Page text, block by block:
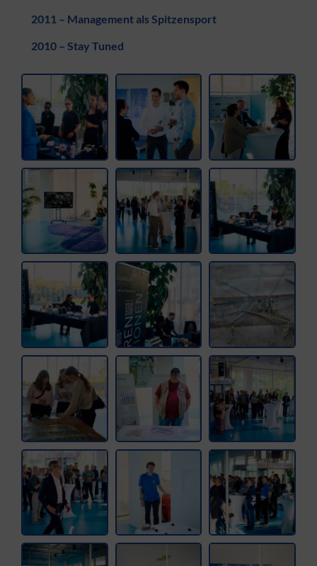
2011 – Management als Spitzensport
2010 – Stay Tuned